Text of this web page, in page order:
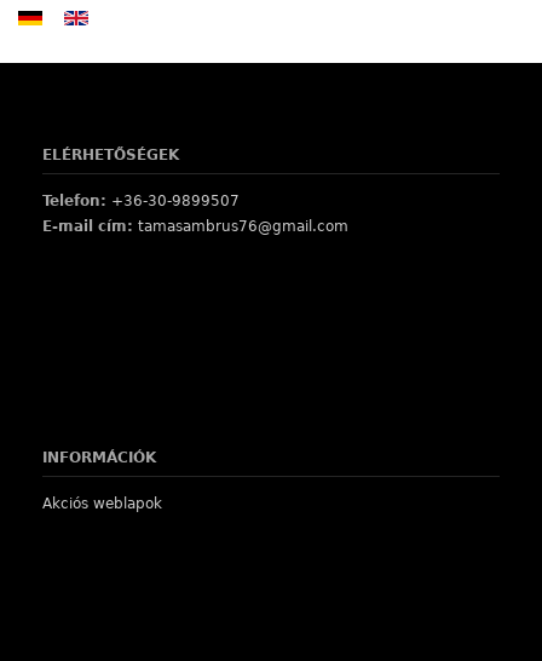
ELÉRHETŐSÉGEK
Telefon: +36-30-9899507
E-mail cím: tamasambrus76@gmail.com
INFORMÁCIÓK
Akciós weblapok